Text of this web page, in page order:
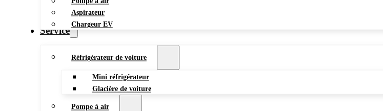
Aspirateur
Chargeur EV
Service
Réfrigérateur de voiture
Mini réfrigérateur
Glacière de voiture
Pompe à air